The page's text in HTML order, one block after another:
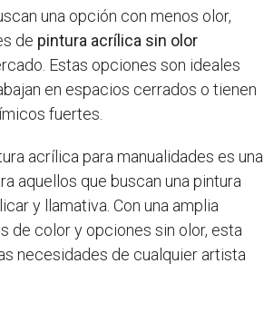
una opción con menos olor,
de pintura acrílica sin olor
Estas opciones son ideales
en espacios cerrados o tienen
fuertes.
acrílica para manualidades es una
aquellos que buscan una pintura
y llamativa. Con una amplia
de color y opciones sin olor, esta
necesidades de cualquier artista